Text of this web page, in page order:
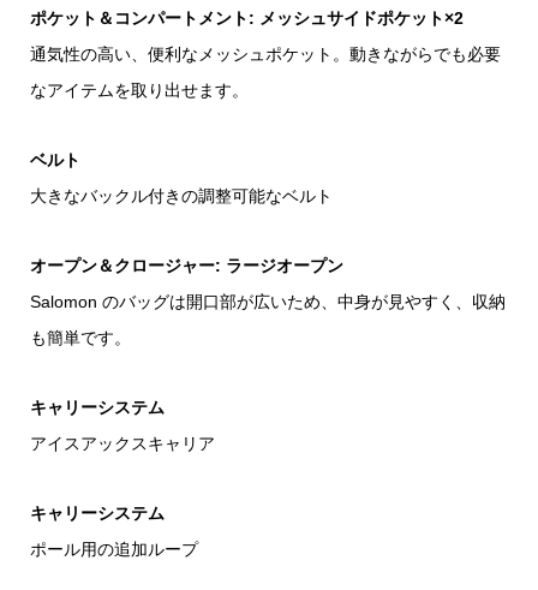
ポケット＆コンパートメント: メッシュサイドポケット×2
通気性の高い、便利なメッシュポケット。動きながらでも必要
なアイテムを取り出せます。
ベルト
大きなバックル付きの調整可能なベルト
オープン＆クロージャー: ラージオープン
Salomon のバッグは開口部が広いため、中身が見やすく、収納
も簡単です。
キャリーシステム
アイスアックスキャリア
キャリーシステム
ポール用の追加ループ